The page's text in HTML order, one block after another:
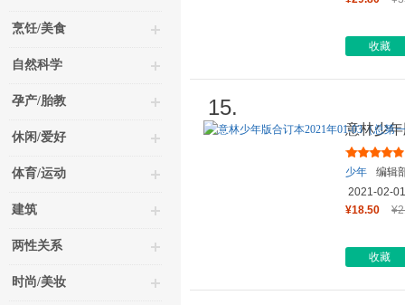
烹饪/美食
自然科学
孕产/胎教
休闲/爱好
体育/运动
建筑
两性关系
时尚/美妆
收藏
15.
意林少
卷）
少年
编辑
2021-02-01
¥18.50
收藏